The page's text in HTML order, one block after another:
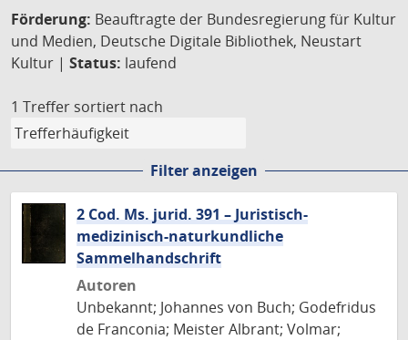
Förderung: Beauftragte der Bundesregierung für Kultur
und Medien, Deutsche Digitale Bibliothek, Neustart
Kultur | Status: laufend
1 Treffer sortiert nach
Filter anzeigen
2 Cod. Ms. jurid. 391 – Juristisch-
medizinisch-naturkundliche
Sammelhandschrift
Autoren
Unbekannt; Johannes von Buch; Godefridus
de Franconia; Meister Albrant; Volmar;